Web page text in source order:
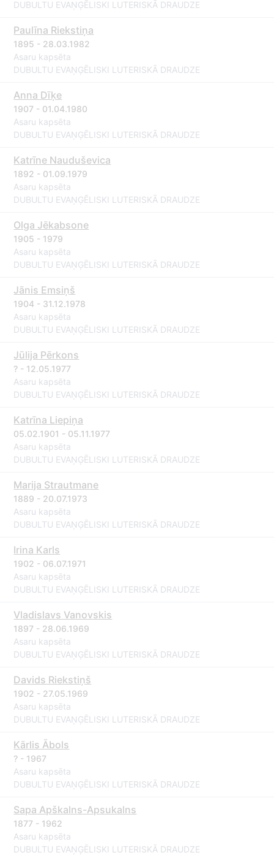
DUBULTU EVAŅĢĒLISKI LUTERISKĀ DRAUDZE
Paulīna Riekstiņa
1895 - 28.03.1982
Asaru kapsēta
DUBULTU EVAŅĢĒLISKI LUTERISKĀ DRAUDZE
Anna Dīķe
1907 - 01.04.1980
Asaru kapsēta
DUBULTU EVAŅĢĒLISKI LUTERISKĀ DRAUDZE
Katrīne Nauduševica
1892 - 01.09.1979
Asaru kapsēta
DUBULTU EVAŅĢĒLISKI LUTERISKĀ DRAUDZE
Olga Jēkabsone
1905 - 1979
Asaru kapsēta
DUBULTU EVAŅĢĒLISKI LUTERISKĀ DRAUDZE
Jānis Emsiņš
1904 - 31.12.1978
Asaru kapsēta
DUBULTU EVAŅĢĒLISKI LUTERISKĀ DRAUDZE
Jūlija Pērkons
? - 12.05.1977
Asaru kapsēta
DUBULTU EVAŅĢĒLISKI LUTERISKĀ DRAUDZE
Katrīna Liepiņa
05.02.1901 - 05.11.1977
Asaru kapsēta
DUBULTU EVAŅĢĒLISKI LUTERISKĀ DRAUDZE
Marija Strautmane
1889 - 20.07.1973
Asaru kapsēta
DUBULTU EVAŅĢĒLISKI LUTERISKĀ DRAUDZE
Irina Karls
1902 - 06.07.1971
Asaru kapsēta
DUBULTU EVAŅĢĒLISKI LUTERISKĀ DRAUDZE
Vladislavs Vanovskis
1897 - 28.06.1969
Asaru kapsēta
DUBULTU EVAŅĢĒLISKI LUTERISKĀ DRAUDZE
Davids Riekstiņš
1902 - 27.05.1969
Asaru kapsēta
DUBULTU EVAŅĢĒLISKI LUTERISKĀ DRAUDZE
Kārlis Ābols
? - 1967
Asaru kapsēta
DUBULTU EVAŅĢĒLISKI LUTERISKĀ DRAUDZE
Sapa Apškalns-Apsukalns
1877 - 1962
Asaru kapsēta
DUBULTU EVAŅĢĒLISKI LUTERISKĀ DRAUDZE